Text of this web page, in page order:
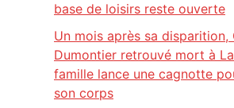
base de loisirs reste ouverte
Un mois après sa disparition,
Dumontier retrouvé mort à
famille lance une cagnotte
son corps